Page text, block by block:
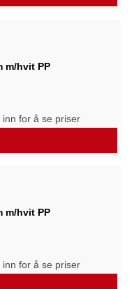
m/hvit PP
inn for å se priser
m/hvit PP
inn for å se priser